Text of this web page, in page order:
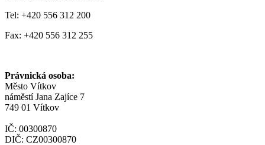
Tel: +420 556 312 200
Fax: +420 556 312 255
Právnická osoba:
Město Vítkov
náměstí Jana Zajíce 7
749 01 Vítkov
IČ: 00300870
DIČ: CZ00300870